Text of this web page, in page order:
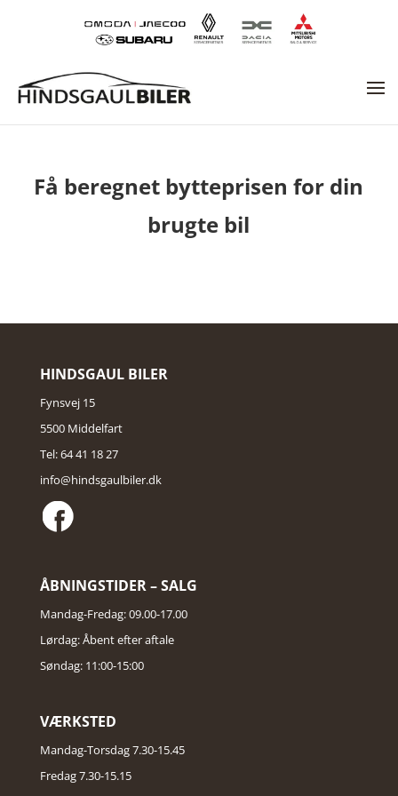
Få beregnet bytteprisen for din
brugte bil
HINDSGAUL BILER
Fynsvej 15
5500 Middelfart
Tel: 64 41 18 27
info@hindsgaulbiler.dk
ÅBNINGSTIDER – SALG
Mandag-Fredag: 09.00-17.00
Lørdag: Åbent efter aftale
Søndag: 11:00-15:00
VÆRKSTED
Mandag-Torsdag 7.30-15.45
Fredag 7.30-15.15